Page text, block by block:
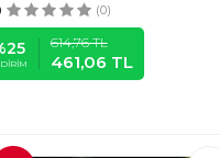
(0)
25 614,76TL
461,06 TL